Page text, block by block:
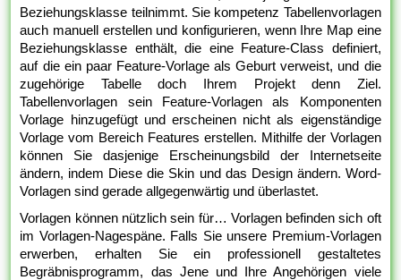
Beziehungsklasse teilnimmt. Sie kompetenz Tabellenvorlagen
auch manuell erstellen und konfigurieren, wenn Ihre Map eine
Beziehungsklasse enthält, die eine Feature-Class definiert,
auf die ein paar Feature-Vorlage als Geburt verweist, und die
zugehörige Tabelle doch Ihrem Projekt denn Ziel.
Tabellenvorlagen sein Feature-Vorlagen als Komponenten
Vorlage hinzugefügt und erscheinen nicht als eigenständige
Vorlage vom Bereich Features erstellen. Mithilfe der Vorlagen
können Sie dasjenige Erscheinungsbild der Internetseite
ändern, indem Diese die Skin und das Design ändern. Word-
Vorlagen sind gerade allgegenwärtig und überlastet.
Vorlagen können nützlich sein für… Vorlagen befinden sich oft
im Vorlagen-Nagespäne. Falls Sie unsere Premium-Vorlagen
erwerben, erhalten Sie ein professionell gestaltetes
Begräbnisprogramm, das Jene und Ihre Angehörigen viele